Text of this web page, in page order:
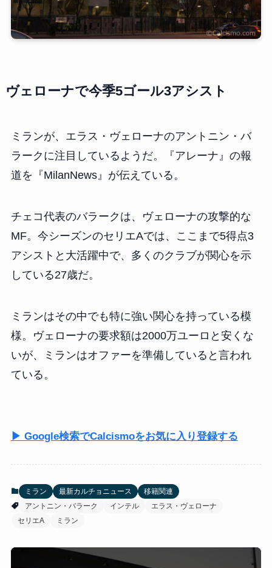
ヴェローナで今季5ゴール3アシスト
ミランが、エラス・ヴェローナのアントニン・バ
ラークに注目しているようだ。『アレーナ』の報
道を『MilanNews』が伝えている。
チェコ代表のバラークは、ヴェローナの攻撃的な
MF。今シーズンのセリエAでは、ここまで5得点3
アシストと大活躍中で、多くのクラブが関心を示
している27歳だ。
ミランはその中でも特に強い関心を持っている模
様。ヴェローナの要求額は2000万ユーロと安くな
いが、ミランはオファーを準備していると言われ
ている。
▶ Google検索でCalcismoをお気に入り登録する
ミラン 最新カルチョニュース
移籍関連
アントニン・バラーク
インテル
エラス・ヴェローナ
セリエA
ミラン